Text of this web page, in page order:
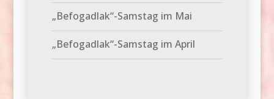
„Befogadlak“-Samstag im Mai
„Befogadlak“-Samstag im April